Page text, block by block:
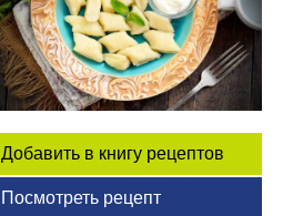
Добавить в книгу рецептов
Посмотреть рецепт